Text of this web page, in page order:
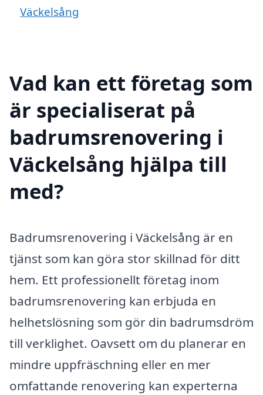
Väckelsång
Vad kan ett företag som
är specialiserat på
badrumsrenovering i
Väckelsång hjälpa till
med?
Badrumsrenovering i Väckelsång är en
tjänst som kan göra stor skillnad för ditt
hem. Ett professionellt företag inom
badrumsrenovering kan erbjuda en
helhetslösning som gör din badrumsdröm
till verklighet. Oavsett om du planerar en
mindre uppfräschning eller en mer
omfattande renovering kan experterna